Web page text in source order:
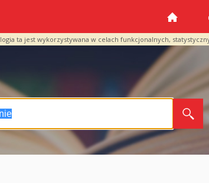
ta jest wykorzystywana w celach funkcjonalnych,